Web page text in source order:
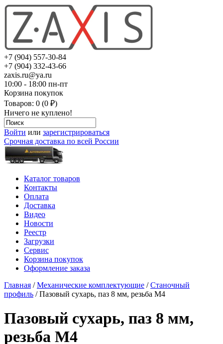
+7 (904) 557-30-84
+7 (904) 332-43-66
zaxis.ru@ya.ru
10:00 - 18:00 пн-пт
Корзина покупок
Товаров: 0 (0 ₽)
Ничего не куплено!
Войти или зарегистрироваться
Срочная доставка по всей России
Каталог товаров
Контакты
Оплата
Доставка
Видео
Новости
Реестр
Загрузки
Сервис
Корзина покупок
Оформление заказа
Главная /Механические комплектующие /Станочный
профиль / Пазовый сухарь, паз 8 мм, резьба М4
Пазовый сухарь, паз 8 мм,
резьба М4